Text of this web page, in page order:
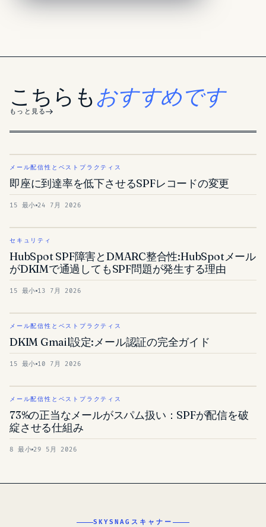
こちらもおすすめです
もっと見る
メール配信性とベストプラクティス
即座に到達率を低下させるSPFレコードの変更
15 最小 24 7月 2026
セキュリティ
HubSpot SPF障害とDMARC整合性:HubSpotメール
がDKIMで通過してもSPF問題が発生する理由
15 最小 13 7月 2026
メール配信性とベストプラクティス
DKIM Gmail設定:メール認証の完全ガイド
15 最小 10 7月 2026
メール配信性とベストプラクティス
73%の正当なメールがスパム扱い：SPFが配信を破
綻させる仕組み
8 最小 29 5月 2026
SKYSNAGスキャナー